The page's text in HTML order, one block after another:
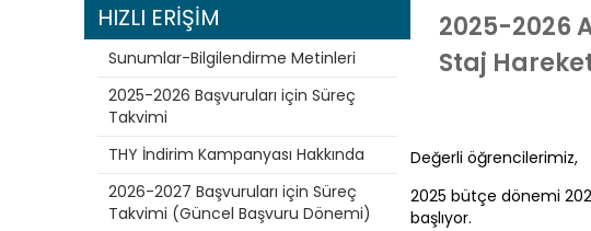
HIZLI ERİŞİM
Sunumlar-Bilgilendirme Metinleri
2025-2026 Başvuruları için Süreç
Takvimi
THY İndirim Kampanyası Hakkında
2026-2027 Başvuruları için Süreç
Takvimi (Güncel Başvuru Dönemi)
2025-2026
Staj
Değerli öğrencilerimiz,
2025 bütçe dönemi
başlıyor.